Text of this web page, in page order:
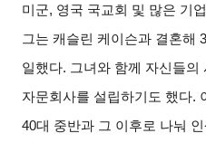
미군, 영국 국교회 및 많은 기
그는 캐슬린 케이슨과 결혼해
일했다. 그녀와 함께 자신들의
자문회사를 설립하기도 했다.
40대 중반과 그 이후로 나눠